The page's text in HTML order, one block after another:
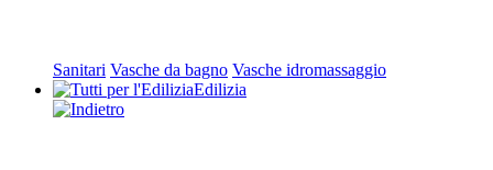
Sanitari Vasche da bagno Vasche idromassaggio
Edilizia